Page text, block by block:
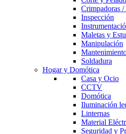
Crimpadoras /
Inspección
Maletas y
Manipulación
Soldadura
Hogar y Domótica
Casa y Ocio
CCTV
Domótica
Iluminación
Linternas
Material
Seguridad y